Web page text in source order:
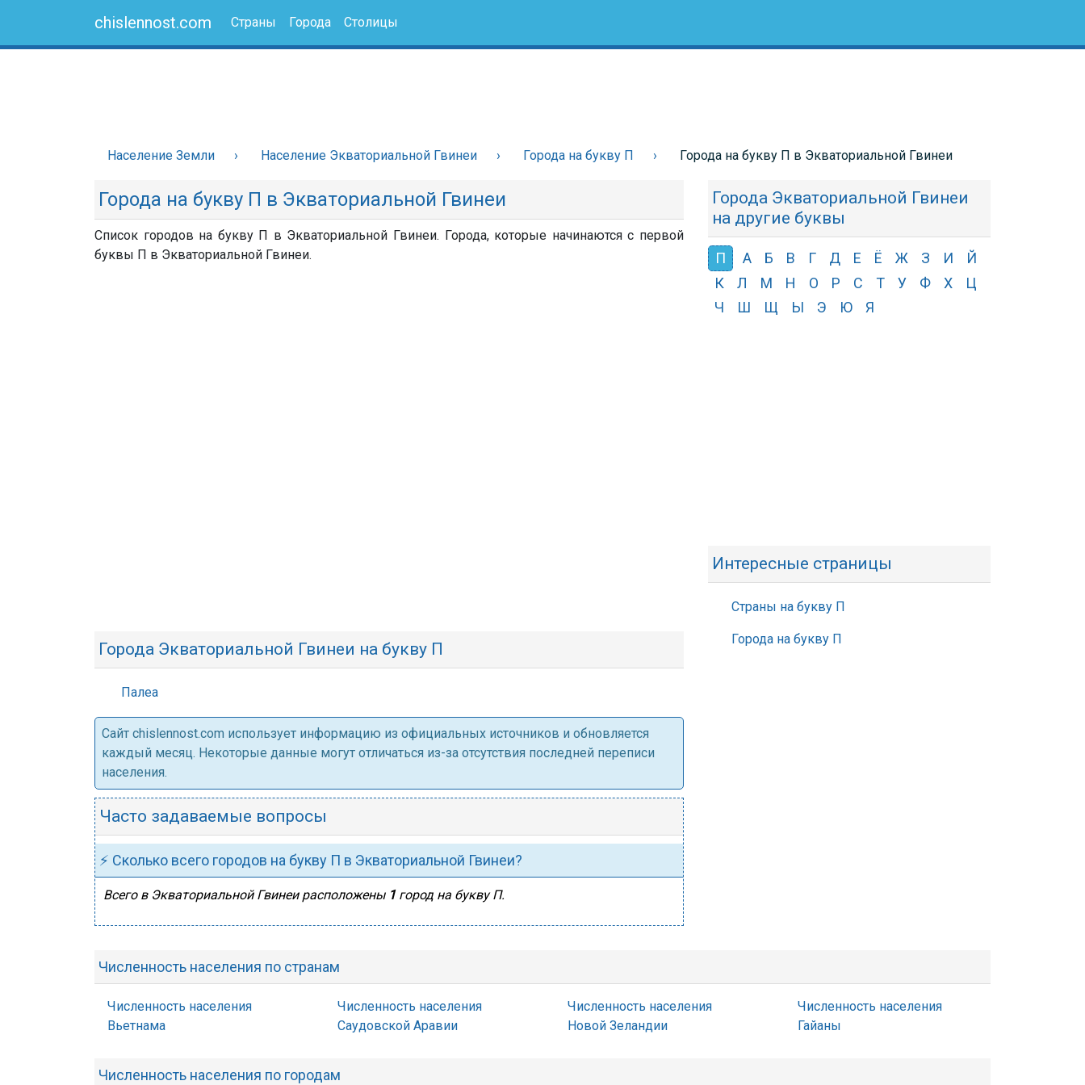
chislennost.com Страны Города Столицы
Население Земли Население Экваториальной Гвинеи Города на букву П Города на букву П в Экваториальной Гвинеи
Города на букву П в Экваториальной Гвинеи
Список городов на букву П в Экваториальной Гвинеи. Города, которые начинаются с первой
буквы П в Экваториальной Гвинеи.
Города Экваториальной Гвинеи на букву П
Палеа
Cайт chislennost.com использует информацию из официальных источников и обновляется
каждый месяц. Некоторые данные могут отличаться из-за отсутствия последней переписи
населения.
Часто задаваемые вопросы
⚡ Сколько всего городов на букву П в Экваториальной Гвинеи?
Всего в Экваториальной Гвинеи расположены 1город на букву П.
Города Экваториальной Гвинеи
на другие буквы
П А Б В Г Д Е Ё Ж З И
Й
К
Л М Н О Р С Т У Ф Х
Ц
Ч
Ш Щ Ы Э Ю Я
Интересные страницы
Страны на букву П
Города на букву П
Численность населения по странам
Численность населения
Вьетнама
Численность населения
Саудовской Аравии
Численность населения
Новой Зеландии
Численность населения
Гайаны
Численность населения по городам